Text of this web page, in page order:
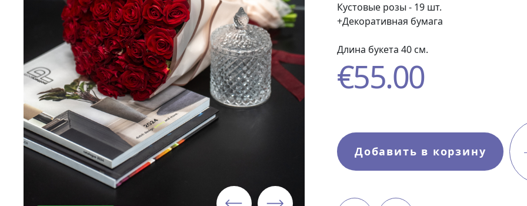
Кустовые розы - 19 шт.
+Декоративная бумага
Длина букета 40 см.
€55.00
Добавить в корзину